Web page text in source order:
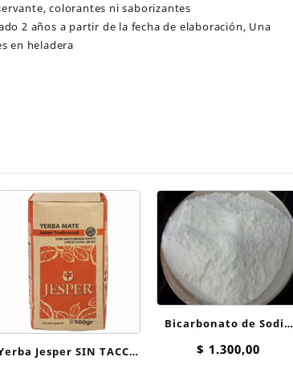
colorantes ni saborizantes
2 años a partir de la fecha de elaboración, Una
en heladera
Jesper SIN TACC x
Bicarbonato de Sodio
100 grs
$ 1.300,00